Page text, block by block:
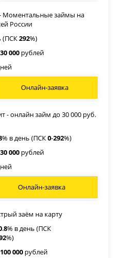
Моментальные займы на
России
(ПСК292%)
30 000 рублей
Онлайн-заявка
- онлайн займ до 30 000 руб.
% в день (ПСК0-292%)
30 000 рублей
Онлайн-заявка
заём на карту
.8% в день (ПСК
%)
100 000 рублей